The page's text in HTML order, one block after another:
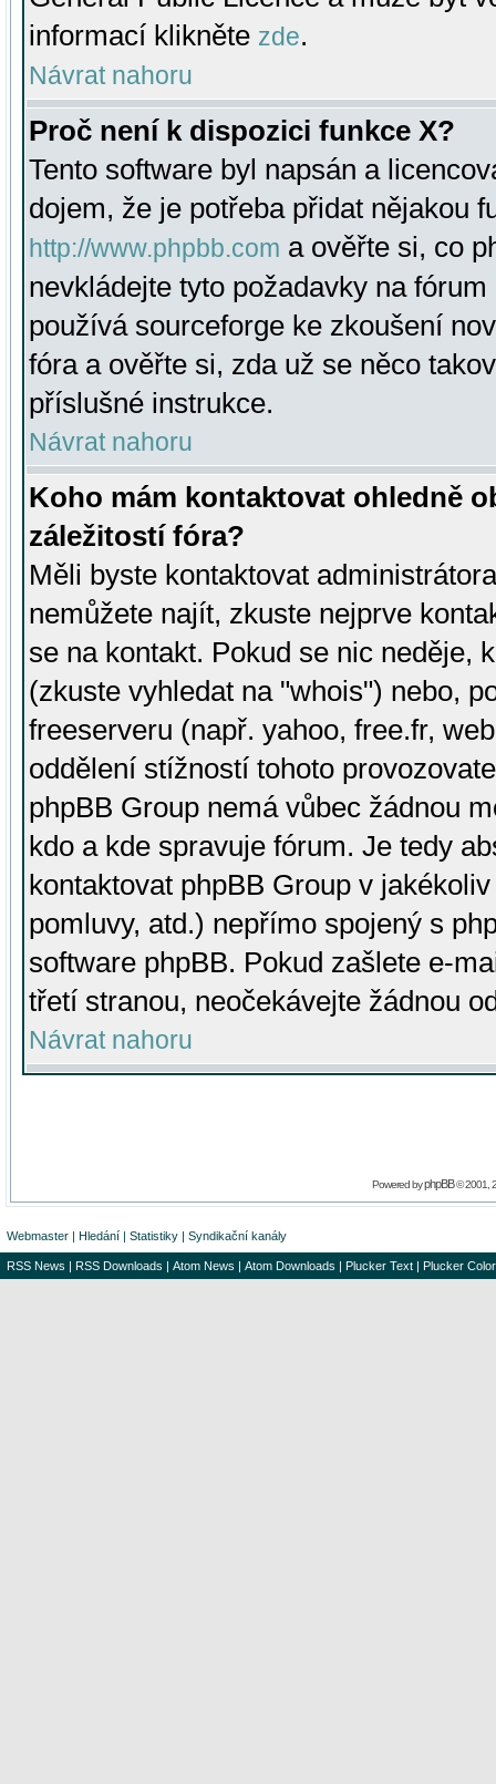
informací klikněte zde.
Návrat nahoru
Proč není k dispozici funkce X?
Tento software byl napsán a
dojem, že je potřeba přidat nějakou
http://www.phpbb.com a ověřte si, co
nevkládejte tyto požadavky na
používá sourceforge ke zkoušení
fóra a ověřte si, zda už se něco
příslušné instrukce.
Návrat nahoru
Koho mám kontaktovat ohledně
záležitostí fóra?
Měli byste kontaktovat
nemůžete najít, zkuste nejprve
se na kontakt. Pokud se nic neděje,
(zkuste vyhledat na "whois") nebo,
freeserveru (např. yahoo, free.fr,
oddělení stížností tohoto
phpBB Group nemá vůbec žádnou
kdo a kde spravuje fórum. Je tedy
kontaktovat phpBB Group v
pomluvy, atd.) nepřímo spojený s
software phpBB. Pokud zašlete e-
třetí stranou, neočekávejte žádnou
Návrat nahoru
Powered byphpBB© 2001,
Webmaster | Hledání | Statistiky | Syndikační kanály
RSS News | RSS Downloads | Atom News | Atom Downloads | Plucker Text | Plucker Color